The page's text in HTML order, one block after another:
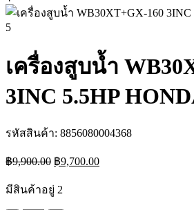
เครื่องสูบน้ำ
3INC 5.5HP
รหัสสินค้า: 8856080004368
฿9,900.00 Original
price
was:
฿9,900.00.
฿9,700.00Current
price
มีสินค้าอยู่ 2